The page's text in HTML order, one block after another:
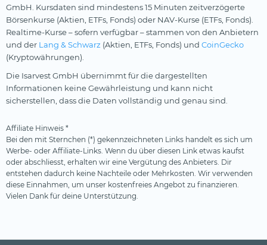
GmbH. Kursdaten sind mindestens 15 Minuten zeitverzögerte
Börsenkurse (Aktien, ETFs, Fonds) oder NAV-Kurse (ETFs, Fonds).
Realtime-Kurse – sofern verfügbar – stammen von den Anbietern
und der Lang & Schwarz (Aktien, ETFs, Fonds) und CoinGecko
(Kryptowährungen).
Die Isarvest GmbH übernimmt für die dargestellten
Informationen keine Gewährleistung und kann nicht
sicherstellen, dass die Daten vollständig und genau sind.
Affiliate Hinweis *
Bei den mit Sternchen (*) gekennzeichneten Links handelt es sich um
Werbe- oder Affiliate-Links. Wenn du über diesen Link etwas kaufst
oder abschliesst, erhalten wir eine Vergütung des Anbieters. Dir
entstehen dadurch keine Nachteile oder Mehrkosten. Wir verwenden
diese Einnahmen, um unser kostenfreies Angebot zu finanzieren.
Vielen Dank für deine Unterstützung.